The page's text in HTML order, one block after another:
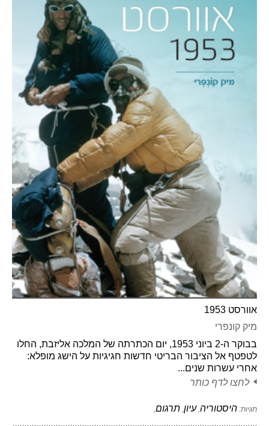
אוורסט 1953
מיק קונפרי
בבוקר ה-2 ביוני 1953, יום הכתרתה של המלכה אליזבת, החלו
לטפטף אל הציבור הבריטי חדשות חגיגיות על הישג מופלא:
אחרי עשרות שנים...
לחצו לדף כותר
תגיות: היסטוריה,עיון, תרגום,